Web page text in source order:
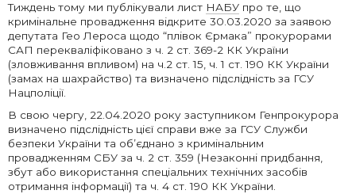
Тиждень тому ми публікували лист НАБУ про те, що
кримінальне провадження відкрите 30.03.2020 за заявою
депутата Гео Лероса щодо “плівок Єрмака” прокурорами
САП перекваліфіковано з ч. 2 ст. 369-2 КК України
(зловживання впливом) на ч.2 ст. 15, ч. 1 ст. 190 КК України
(замах на шахрайство) та визначено підслідність за ГСУ
Нацполіції.
В свою чергу, 22.04.2020 року заступником Генпрокурора
визначено підслідність цієї справи вже за ГСУ Служби
безпеки України та об’єднано з кримінальним
провадженням СБУ за ч. 2 ст. 359 (Незаконні придбання,
збут або використання спеціальних технічних засобів
отримання інформації) та ч. 4 ст. 190 КК України.